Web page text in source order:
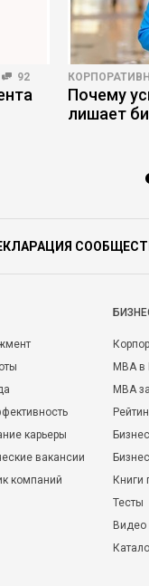
92
Почему
лишает
карьеры
вакансии
компаний
MBA
MBA
Книги
Тесты
Видео